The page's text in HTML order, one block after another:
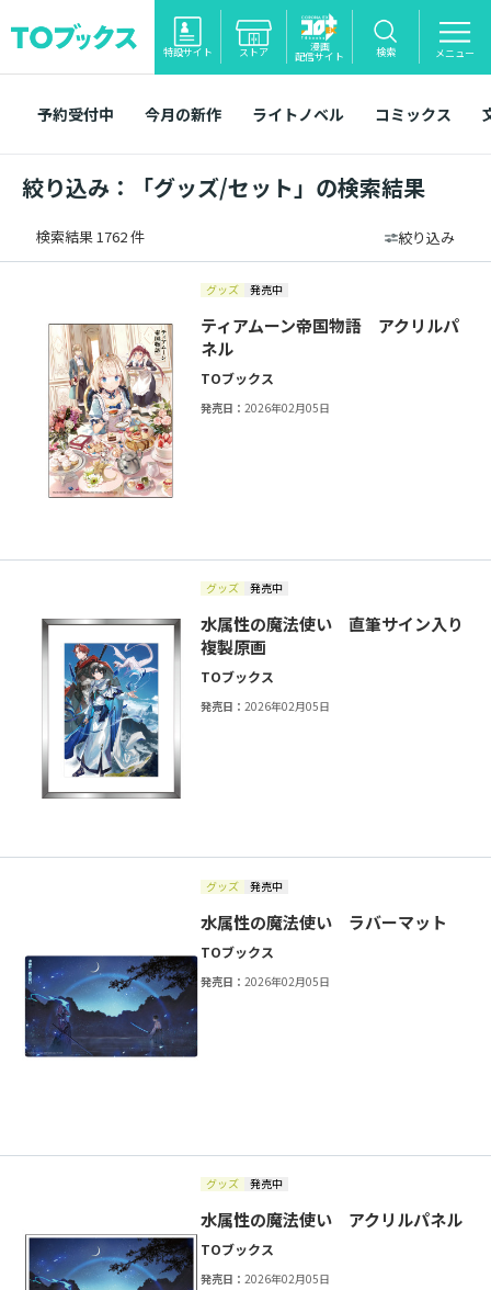
特設サイト ストア 漫画
配信サイト 検索 メニュー
予約受付中 今月の新作 ライトノベル コミックス
絞り込み：「グッズ/セット」の検索結果
検索結果 1762 件 絞り込み
グッズ 発売中
ティアムーン帝国物語 アクリルパ
ネル
TOブックス
発売日：2026年02月05日
グッズ 発売中
水属性の魔法使い 直筆サイン入り
複製原画
TOブックス
発売日：2026年02月05日
グッズ 発売中
水属性の魔法使い ラバーマット
TOブックス
発売日：2026年02月05日
グッズ 発売中
水属性の魔法使い アクリルパネル
TOブックス
発売日：2026年02月05日